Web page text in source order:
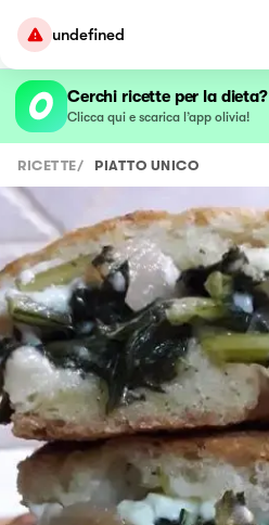
undefined
Cerchi ricette per la dieta?
Clicca qui e scarica l’app olivia!
RICETTE/ PIATTO UNICO